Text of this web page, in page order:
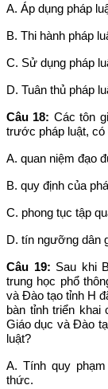
A. Áp dụng pháp
B. Thi hành pháp
C. Sử dụng pháp
D. Tuân thủ pháp
Câu 18: Các tôn
trước pháp luật, có
A. quan niệm đạo
B. quy định của
C. phong tục tập
D. tín ngưỡng dân
Câu 19: Sau khi
trung học phổ
và Đào tạo tỉnh H
bàn tỉnh triển khai
Giáo dục và Đào
luật?
A. Tính quy
thức.